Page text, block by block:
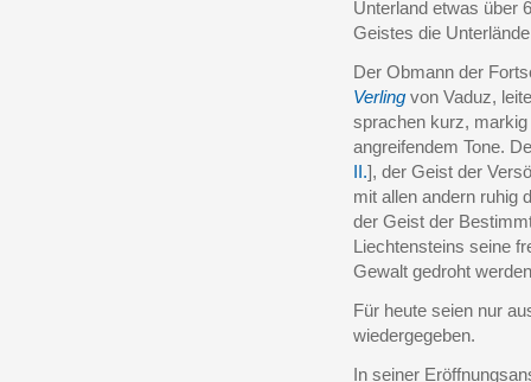
Unterland etwas über
Geistes die
Der Obmann der
Verling von Vaduz,
sprachen kurz,
angreifendem Tone.
II.], der Geist der
mit allen andern ruhig
der Geist der
Liechtensteins seine
Gewalt gedroht
Für heute seien nur
wiedergegeben.
In seiner